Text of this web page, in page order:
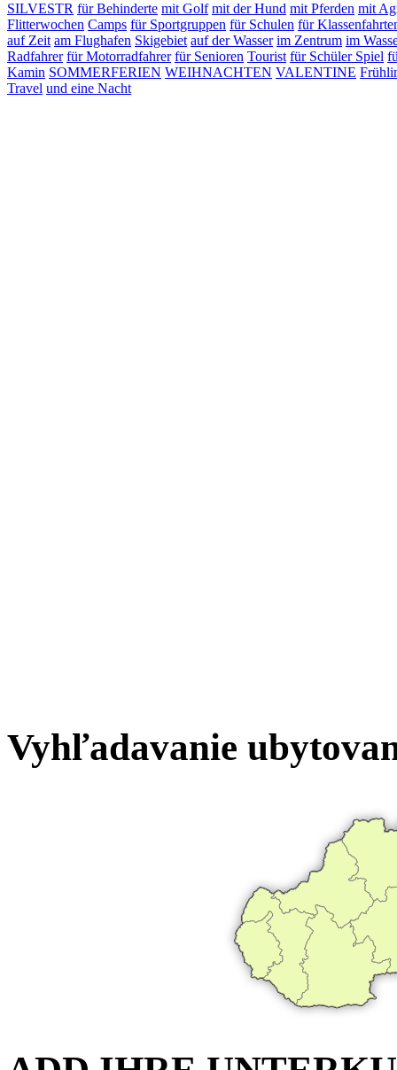
SILVESTR für Behinderte mit Golf mit der Hund mit Pferden mit
Flitterwochen Camps für Sportgruppen für Schulen für
auf Zeit am Flughafen Skigebiet auf der Wasser im Zentrum im
Radfahrer für Motorradfahrer für Senioren Tourist für Schüler Spiel
Kamin SOMMERFERIEN WEIHNACHTEN VALENTINE
Travel und eine Nacht
Vyhľadavanie